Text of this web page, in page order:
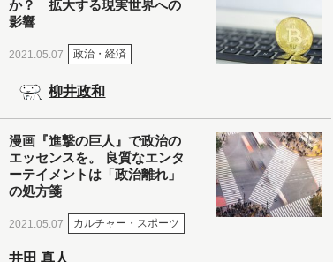
か？ 拡大する現実世界への
影響
2021.05.07 政治・経済
柳井政和
漫画『進撃の巨人』で政治の
エッセンスを。 良質なエンタ
ーテイメントは「政治離れ」
の処方箋
2021.05.07 カルチャー・スポーツ
井田 真人